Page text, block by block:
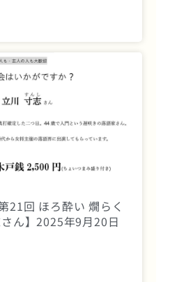
21回 ほろ酔い 燗らく
ん】2025年9月20日